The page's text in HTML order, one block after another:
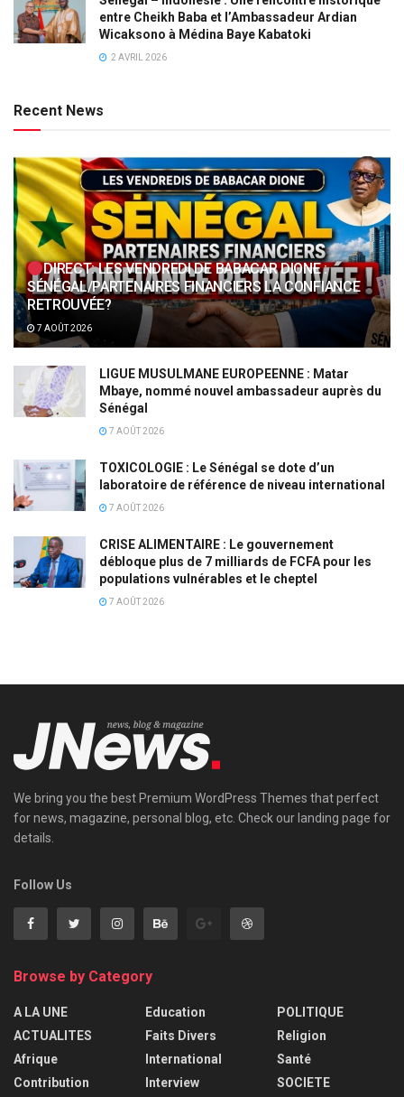
entre Cheikh Baba et l’Ambassadeur Ardian
Wicaksono à Médina Baye Kabatoki
2 AVRIL 2026
Recent News
DIRECT: LES VENDREDI DE BABACAR DIONE :
SÉNÉGAL/PARTENAIRES FINANCIERS LA CONFIANCE
RETROUVÉE?
7 AOÛT 2026
LIGUE MUSULMANE EUROPEENNE : Matar
Mbaye, nommé nouvel ambassadeur auprès du
Sénégal
7 AOÛT 2026
TOXICOLOGIE : Le Sénégal se dote d’un
laboratoire de référence de niveau international
7 AOÛT 2026
CRISE ALIMENTAIRE : Le gouvernement
débloque plus de 7 milliards de FCFA pour les
populations vulnérables et le cheptel
7 AOÛT 2026
We bring you the best Premium WordPress Themes that perfect
for news, magazine, personal blog, etc. Check our landing page for
details.
Follow Us
Browse by Category
A LA UNE
ACTUALITES
Afrique
Contribution
Education
Faits Divers
International
Interview
POLITIQUE
Religion
Santé
SOCIETE